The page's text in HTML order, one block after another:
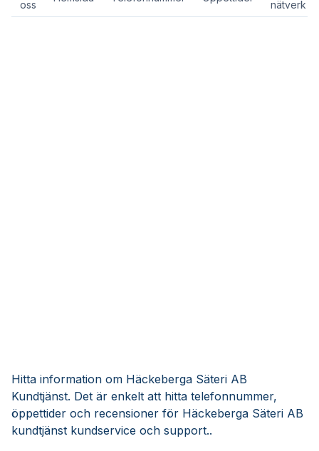
oss
nätverk
Hitta information om Häckeberga Säteri AB
Kundtjänst. Det är enkelt att hitta telefonnummer,
öppettider och recensioner för Häckeberga Säteri AB
kundtjänst kundservice och support..